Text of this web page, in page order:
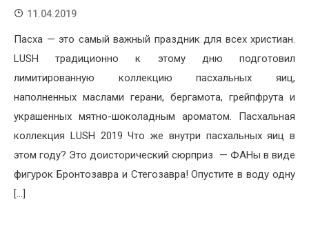
11.04.2019
Пасха — это самый важный праздник для всех христиан.
LUSH традиционно к этому дню подготовил
лимитированную коллекцию пасхальных яиц,
наполненных маслами герани, бергамота, грейпфрута и
украшенных мятно-шоколадным ароматом. Пасхальная
коллекция LUSH 2019 Что же внутри пасхальных яиц в
этом году? Это доисторический сюрприз — ФАНы в виде
фигурок Бронтозавра и Стегозавра! Опустите в воду одну
[…]